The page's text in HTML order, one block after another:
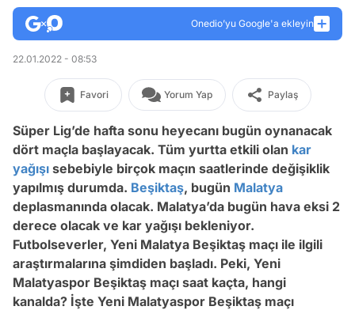
Onedio’yu Google'a ekleyin
22.01.2022 - 08:53
Favori Yorum Yap Paylaş
Süper Lig’de hafta sonu heyecanı bugün oynanacak
dört maçla başlayacak. Tüm yurtta etkili olan kar
yağışı sebebiyle birçok maçın saatlerinde değişiklik
yapılmış durumda. Beşiktaş, bugün Malatya
deplasmanında olacak. Malatya’da bugün hava eksi 2
derece olacak ve kar yağışı bekleniyor.
Futbolseverler, Yeni Malatya Beşiktaş maçı ile ilgili
araştırmalarına şimdiden başladı. Peki, Yeni
Malatyaspor Beşiktaş maçı saat kaçta, hangi
kanalda? İşte Yeni Malatyaspor Beşiktaş maçı